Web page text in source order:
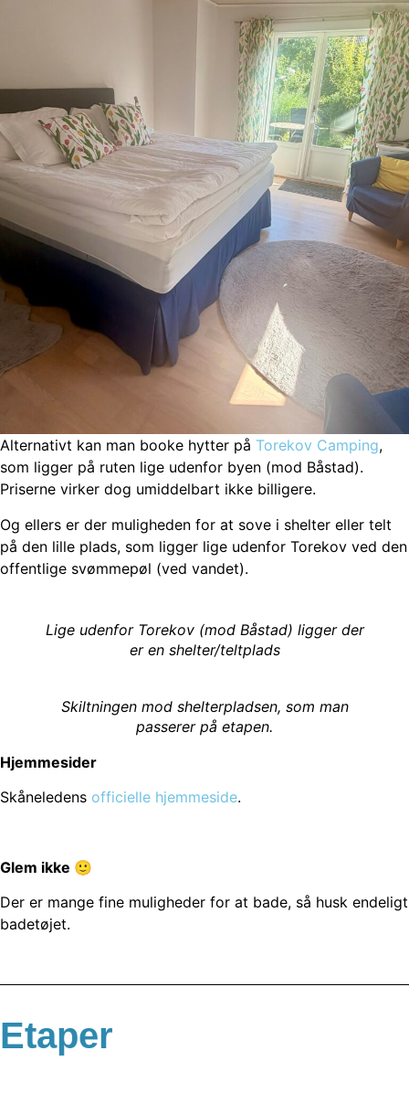
Alternativt kan man booke hytter på Torekov Camping,
som ligger på ruten lige udenfor byen (mod Båstad).
Priserne virker dog umiddelbart ikke billigere.
Og ellers er der muligheden for at sove i shelter eller telt
på den lille plads, som ligger lige udenfor Torekov ved den
offentlige svømmepøl (ved vandet).
Lige udenfor Torekov (mod Båstad) ligger der
er en shelter/teltplads
Skiltningen mod shelterpladsen, som man
passerer på etapen.
Hjemmesider
Skåneledens officielle hjemmeside.
Glem ikke 🙂
Der er mange fine muligheder for at bade, så husk endeligt
badetøjet.
Etaper